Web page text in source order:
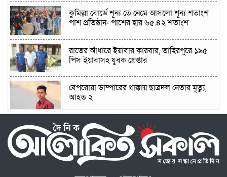
কুমিল্লা বোর্ডে শূন্য তে নেমে আসলো শূন্য শতাংশ
পাশ প্রতিষ্ঠান- পাশের হার ৬৫.৪২ শতাংশ
রাতের আঁধারে ইয়াবার কারবার, তাহিরপুরে ১৯৫
পিস ইয়াবাসহ যুবক গ্রেপ্তার
বেপরোয়া ডাম্পারের ধাক্কায় ছাত্রদল নেতার মৃত্যু,
আহত ২
ঘুমিয়ে থাকা নারীকে বিষধর সাপের ছোবল, রোগী ও
সাপ নিয়ে মধ্যরাতে বোদা সদর হাসপাতালে স্বজনরা
২৮ জনের সবাই পাস, ১০ জিপিএ-৫,শরণখোলায়